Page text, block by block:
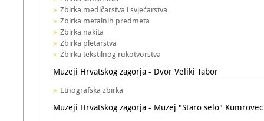
Zbirka medičarstva i svjećarstva
Zbirka metalnih predmeta
Zbirka nakita
Zbirka pletarstva
Zbirka tekstilnog rukotvorstva
Muzeji Hrvatskog zagorja - Dvor Veliki Tabor
Etnografska zbirka
Muzeji Hrvatskog zagorja - Muzej "Staro selo" Kumrovec